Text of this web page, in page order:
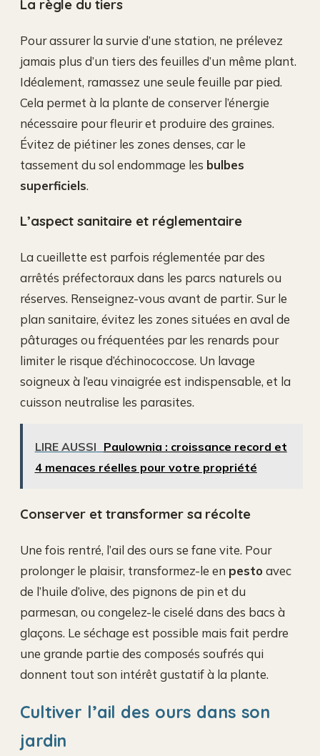
La règle du tiers
Pour assurer la survie d’une station, ne prélevez
jamais plus d’un tiers des feuilles d’un même plant.
Idéalement, ramassez une seule feuille par pied.
Cela permet à la plante de conserver l’énergie
nécessaire pour fleurir et produire des graines.
Évitez de piétiner les zones denses, car le
tassement du sol endommage les bulbes
superficiels.
L’aspect sanitaire et réglementaire
La cueillette est parfois réglementée par des
arrêtés préfectoraux dans les parcs naturels ou
réserves. Renseignez-vous avant de partir. Sur le
plan sanitaire, évitez les zones situées en aval de
pâturages ou fréquentées par les renards pour
limiter le risque d’échinococcose. Un lavage
soigneux à l’eau vinaigrée est indispensable, et la
cuisson neutralise les parasites.
LIRE AUSSI Paulownia : croissance record et
4 menaces réelles pour votre propriété
Conserver et transformer sa récolte
Une fois rentré, l’ail des ours se fane vite. Pour
prolonger le plaisir, transformez-le en pesto avec
de l’huile d’olive, des pignons de pin et du
parmesan, ou congelez-le ciselé dans des bacs à
glaçons. Le séchage est possible mais fait perdre
une grande partie des composés soufrés qui
donnent tout son intérêt gustatif à la plante.
Cultiver l’ail des ours dans son
jardin